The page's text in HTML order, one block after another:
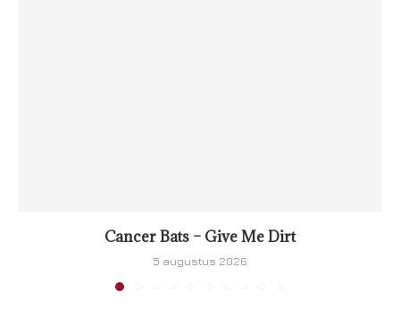
Cancer Bats – Give Me Dirt
5 augustus 2026